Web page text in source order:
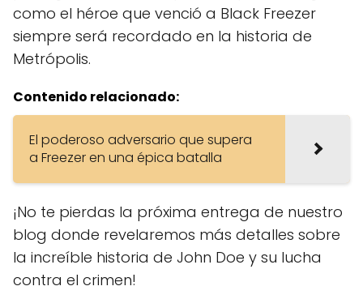
como el héroe que venció a Black Freezer
siempre será recordado en la historia de
Metrópolis.
Contenido relacionado:
El poderoso adversario que supera
a Freezer en una épica batalla
¡No te pierdas la próxima entrega de nuestro
blog donde revelaremos más detalles sobre
la increíble historia de John Doe y su lucha
contra el crimen!